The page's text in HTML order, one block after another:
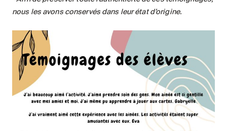
nous les avons conservés dans leur état d’origine.